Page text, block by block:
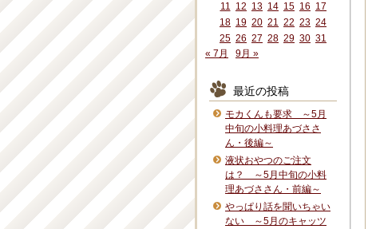
11 12 13 14 15 16 17
18 19 20 21 22 23 24
25 26 27 28 29 30 31
« 7月
9月 »
最近の投稿
モカくんも要求 ～5月
中旬の小料理あづささ
ん・後編～
液状おやつのご注文
は？ ～5月中旬の小料
理あづささん・前編～
やっぱり話を聞いちゃい
ない ～5月のキャッツ